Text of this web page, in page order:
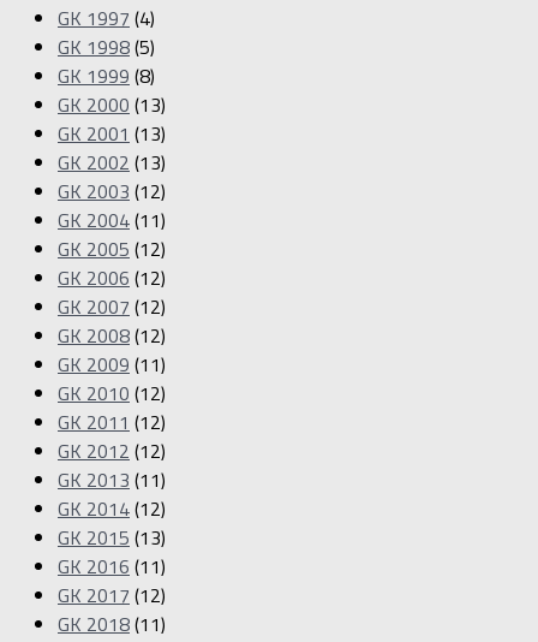
GK 1997 (4)
GK 1998(5)
GK 1999 (8)
GK 2000 (13)
GK 2001 (13)
GK 2002 (13)
GK 2003 (12)
GK 2004(11)
GK 2005 (12)
GK 2006 (12)
GK 2007 (12)
GK 2008(12)
GK 2009 (11)
GK 2010 (12)
GK 2011 (12)
GK 2012 (12)
GK 2013 (11)
GK 2014(12)
GK 2015 (13)
GK 2016 (11)
GK 2017 (12)
GK 2018(11)